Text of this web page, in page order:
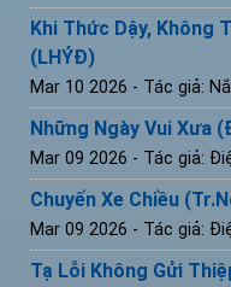
Khi Thức Dậy, Không
(LHÝĐ)
Mar 10 2026 - Tác giả:
Những Ngày Vui Xưa
Mar 09 2026 - Tác giả:
Chuyến Xe Chiều
Mar 09 2026 - Tác giả:
Tạ Lỗi Không Gửi